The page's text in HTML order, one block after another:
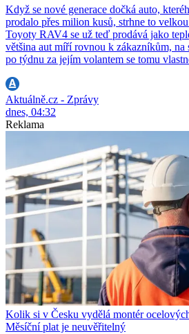
Když se nové generace dočká auto,
prodalo přes milion kusů, strhne to
Toyoty RAV4 se už teď prodává jako
většina aut míří rovnou k zákazníkům, na
po týdnu za jejím volantem se tomu
Aktuálně.cz - Zprávy
dnes, 04:32
Reklama
Kolik si v Česku vydělá montér
Měsíční plat je neuvěřitelný